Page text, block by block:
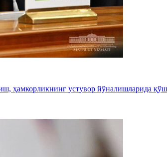
ҳамкорликнинг устувор йўналишларида